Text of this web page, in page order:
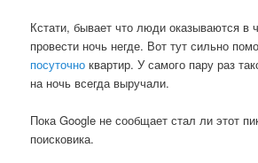
Кстати, бывает что люди оказываются в
провести ночь негде. Вот тут сильно
посуточно квартир. У самого пару раз
на ночь всегда выручали.
Пока Google не сообщает стал ли этот
поисковика.